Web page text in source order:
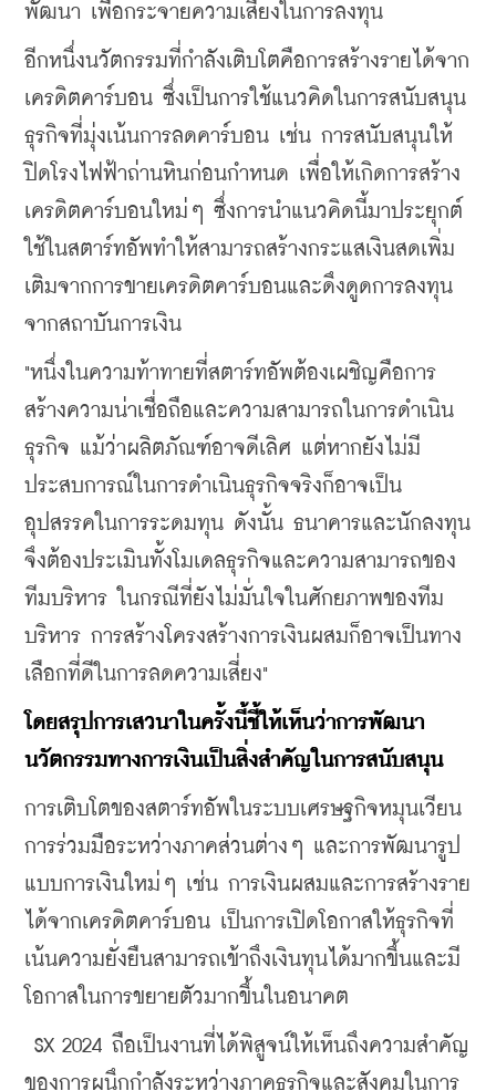
พัฒนา เพื่อกระจายความเสี่ยงในการลงทุน
​อีกหนึ่งนวัตกรรมที่กำลังเติบโตคือการสร้างรายได้จาก
เครดิตคาร์บอน ซึ่งเป็นการใช้แนวคิดในการสนับสนุน
ธุรกิจที่มุ่งเน้นการลดคาร์บอน เช่น การสนับสนุนให้
ปิดโรงไฟฟ้าถ่านหินก่อนกำหนด เพื่อให้เกิดการสร้าง
เครดิตคาร์บอนใหม่ๆ ซึ่งการนำแนวคิดนี้มาประยุกต์
ใช้ในสตาร์ทอัพทำให้สามารถสร้างกระแสเงินสดเพิ่ม
เติมจากการขายเครดิตคาร์บอนและดึงดูดการลงทุน
จากสถาบันการเงิน
"หนึ่งในความท้าทายที่สตาร์ทอัพต้องเผชิญคือการ
สร้างความน่าเชื่อถือและความสามารถในการดำเนิน
ธุรกิจ แม้ว่าผลิตภัณฑ์อาจดีเลิศ แต่หากยังไม่มี
ประสบการณ์ในการดำเนินธุรกิจจริงก็อาจเป็น
อุปสรรคในการระดมทุน ดังนั้น ธนาคารและนักลงทุน
จึงต้องประเมินทั้งโมเดลธุรกิจและความสามารถของ
ทีมบริหาร ในกรณีที่ยังไม่มั่นใจในศักยภาพของทีม
บริหาร การสร้างโครงสร้างการเงินผสมก็อาจเป็นทาง
เลือกที่ดีในการลดความเสี่ยง"
โดยสรุปการเสวนาในครั้งนี้ชี้ให้เห็นว่าการพัฒนา
นวัตกรรมทางการเงินเป็นสิ่งสำคัญในการสนับสนุน
การเติบโตของสตาร์ทอัพในระบบเศรษฐกิจหมุนเวียน
การร่วมมือระหว่างภาคส่วนต่างๆ และการพัฒนารูป
แบบการเงินใหม่ๆ เช่น การเงินผสมและการสร้างราย
ได้จากเครดิตคาร์บอน เป็นการเปิดโอกาสให้ธุรกิจที่
เน้นความยั่งยืนสามารถเข้าถึงเงินทุนได้มากขึ้นและมี
โอกาสในการขยายตัวมากขึ้นในอนาคต
ของการผนึกกำลังระหว่างภาคธุรกิจและสังคมในการ